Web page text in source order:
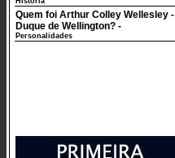
Quem foi Arthur Colley Wellesley -
Duque de Wellington? -
Personalidades